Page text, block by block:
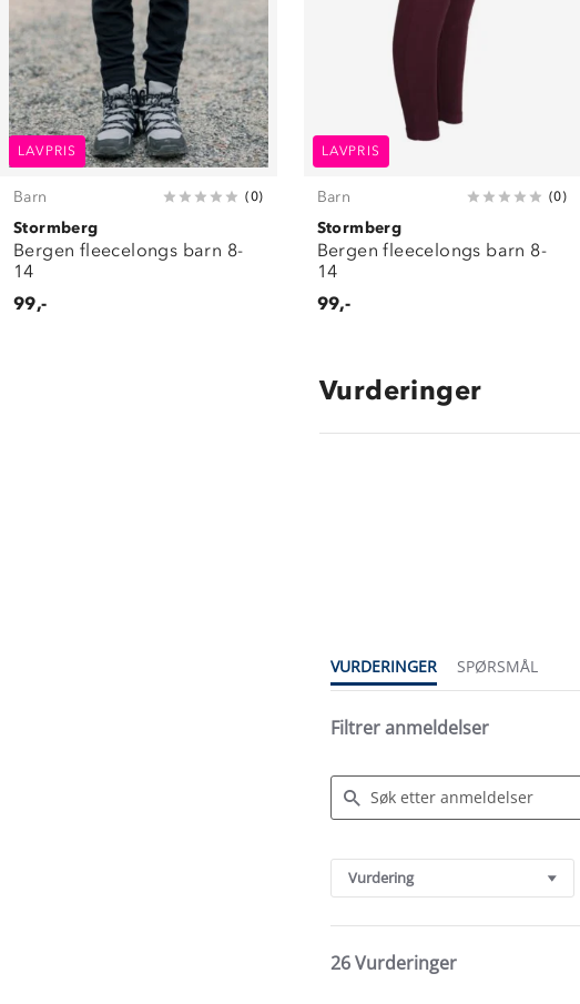
LAVPRIS
Barn (0)
Stormberg
Bergen fleecelongs barn 8-
14
99,-
LAVPRIS
Barn (0)
Stormberg
Bergen fleecelongs barn 8-
14
99,-
Vurderinger
VURDERINGER
SPØRSMÅL
Filtrer anmeldelser
Reviews
Vurdering
26 Vurderinger